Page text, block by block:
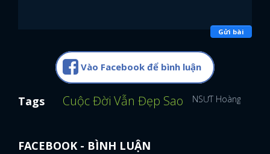
Gửi bài
Vào Facebook để bình luận
Tags Cuộc Đời Vẫn Đẹp Sao NSƯT Hoàng Hải
FACEBOOK - BÌNH LUẬN